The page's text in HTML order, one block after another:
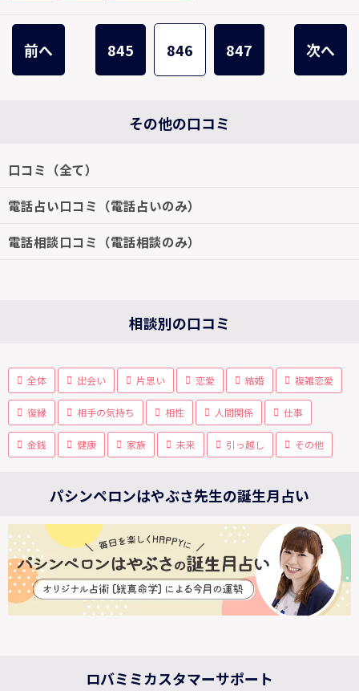
前へ 845 846 847 次へ
その他の口コミ
口コミ（全て）
電話占い口コミ（電話占いのみ）
電話相談口コミ（電話相談のみ）
相談別の口コミ
全体 出会い 片思い 恋愛 結婚 複雑恋愛
復縁 相手の気持ち 相性 人間関係 仕事
金銭 健康 家族 未来 引っ越し その他
パシンペロンはやぶさ先生の誕生月占い
ロバミミカスタマーサポート